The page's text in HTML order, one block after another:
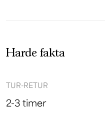
Harde fakta
TUR-RETUR
2-3 timer